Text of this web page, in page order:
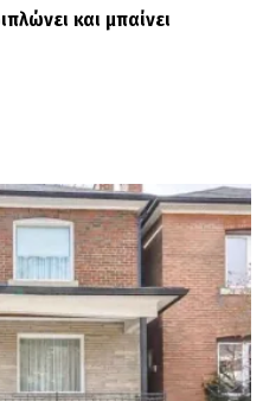
και μπαίνει